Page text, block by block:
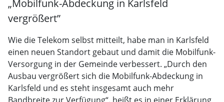
„Mobilfunk-Abdeckung in Karlsfeld
vergrößert”
Wie die Telekom selbst mitteilt, habe man in Karlsfeld
einen neuen Standort gebaut und damit die Mobilfunk-
Versorgung in der Gemeinde verbessert. „Durch den
Ausbau vergrößert sich die Mobilfunk-Abdeckung in
Karlsfeld und es steht insgesamt auch mehr